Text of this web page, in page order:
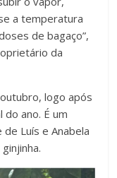
a temperatura
de bagaço”,
da
logo após
do ano. É um
Luís e Anabela